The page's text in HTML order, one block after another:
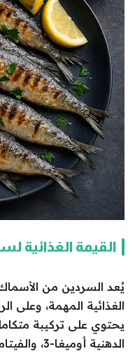
القيمة الغذائية
يُعد السردين من
الغذائية المهمة، وعلى
يحتوي على تركيبة
الدهنية أوميغا-3، والفيتامينات والمعادن.